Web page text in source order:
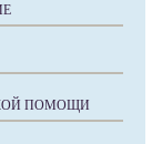
ПОМОЩИ